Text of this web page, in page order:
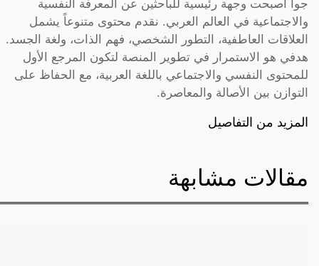
جوا أصبحت وجهة رئيسية للباحثين عن المعرفة النفسية
والاجتماعية في العالم العربي. نقدم محتوى متنوعاً يشمل
العلاقات العاطفية، التطور الشخصي، فهم الذات، ولغة الجسد.
هدفي هو الاستمرار في تطوير المنصة لتكون المرجع الأول
للمحتوى النفسي والاجتماعي باللغة العربية، مع الحفاظ على
التوازن بين الأصالة والمعاصرة.
المزيد من التفاصيل
مقالات مشابهة